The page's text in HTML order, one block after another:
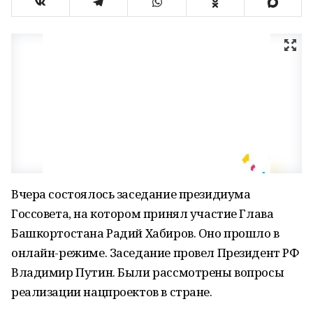
Вчера состоялось заседание президиума
Госсовета, на котором принял участие Глава
Башкортостана Радий Хабиров. Оно прошло в
онлайн-режиме. Заседание провел Президент РФ
Владимир Путин. Были рассмотрены вопросы
реализации нацпроектов в стране.